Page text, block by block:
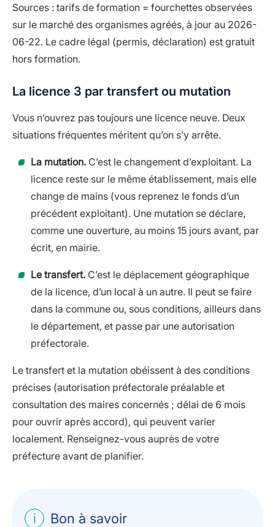
Sources : tarifs de formation = fourchettes observées
sur le marché des organismes agréés, à jour au 2026-
06-22. Le cadre légal (permis, déclaration) est gratuit
hors formation.
La licence 3 par transfert ou mutation
Vous n’ouvrez pas toujours une licence neuve. Deux
situations fréquentes méritent qu’on s’y arrête.
La mutation. C’est le changement d’exploitant. La
licence reste sur le même établissement, mais elle
change de mains (vous reprenez le fonds d’un
précédent exploitant). Une mutation se déclare,
comme une ouverture, au moins 15 jours avant, par
écrit, en mairie.
Le transfert. C’est le déplacement géographique
de la licence, d’un local à un autre. Il peut se faire
dans la commune ou, sous conditions, ailleurs dans
le département, et passe par une autorisation
préfectorale.
Le transfert et la mutation obéissent à des conditions
précises (autorisation préfectorale préalable et
consultation des maires concernés ; délai de 6 mois
pour ouvrir après accord), qui peuvent varier
localement. Renseignez-vous auprès de votre
préfecture avant de planifier.
Bon à savoir